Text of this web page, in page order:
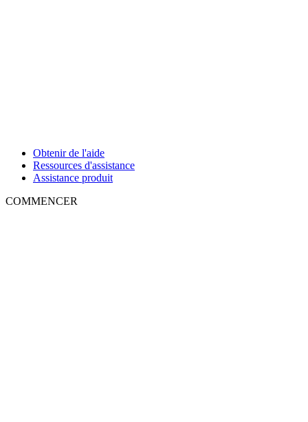
Obtenir de l'aide
Ressources d'assistance
Assistance produit
COMMENCER